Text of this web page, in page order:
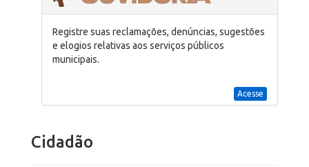
Registre suas reclamações, denúncias, sugestões
e elogios relativas aos serviços públicos
municipais.
Acesse
Cidadão